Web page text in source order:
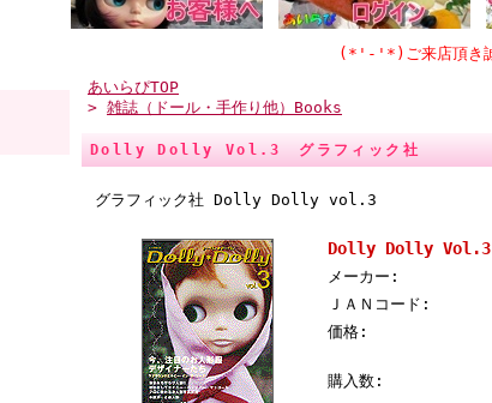
(*'-'*)ご来店頂き誠にありがと
あいらぴTOP
> 雑誌（ドール・手作り他）Books
Dolly Dolly Vol.3 グラフィック社
グラフィック社 Dolly Dolly vol.3
Dolly Dolly Vol.3
メーカー:
ＪＡＮコード:
価格:
購入数: